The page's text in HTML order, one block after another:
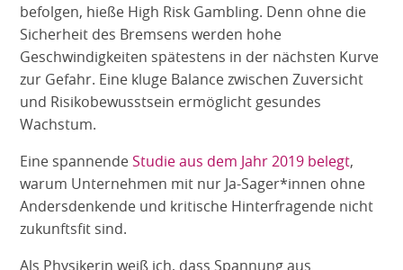
befolgen, hieße High Risk Gambling. Denn ohne die
Sicherheit des Bremsens werden hohe
Geschwindigkeiten spätestens in der nächsten Kurve
zur Gefahr. Eine kluge Balance zwischen Zuversicht
und Risikobewusstsein ermöglicht gesundes
Wachstum.
Eine spannendeStudie aus dem Jahr 2019 belegt,
warum Unternehmen mit nur Ja-Sager*innen ohne
Andersdenkende und kritische Hinterfragende nicht
zukunftsfit sind.
Als Physikerin weiß ich, dass Spannung aus